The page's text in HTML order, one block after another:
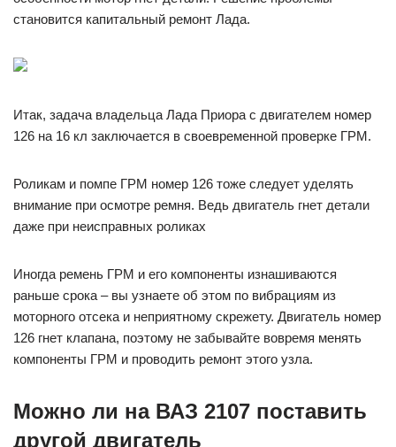
становится капитальный ремонт Лада.
Итак, задача владельца Лада Приора с двигателем номер
126 на 16 кл заключается в своевременной проверке ГРМ.
Роликам и помпе ГРМ номер 126 тоже следует уделять
внимание при осмотре ремня. Ведь двигатель гнет детали
даже при неисправных роликах
Иногда ремень ГРМ и его компоненты изнашиваются
раньше срока – вы узнаете об этом по вибрациям из
моторного отсека и неприятному скрежету. Двигатель номер
126 гнет клапана, поэтому не забывайте вовремя менять
компоненты ГРМ и проводить ремонт этого узла.
Можно ли на ВАЗ 2107 поставить
другой двигатель